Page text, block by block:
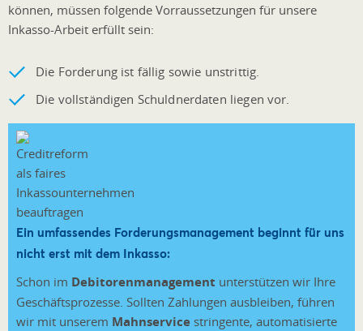
können, müssen folgende Vorraussetzungen für unsere
Inkasso-Arbeit erfüllt sein:
Die Forderung ist fällig sowie unstrittig.
Die vollständigen Schuldnerdaten liegen vor.
Ein umfassendes Forderungsmanagement beginnt für uns
nicht erst mit dem Inkasso:
Schon im Debitorenmanagement unterstützen wir Ihre
Geschäftsprozesse. Sollten Zahlungen ausbleiben, führen
wir mit unserem Mahnservice stringente, automatisierte